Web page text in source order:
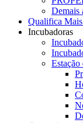
Demais
Qualifica
Incubadoras
Estação